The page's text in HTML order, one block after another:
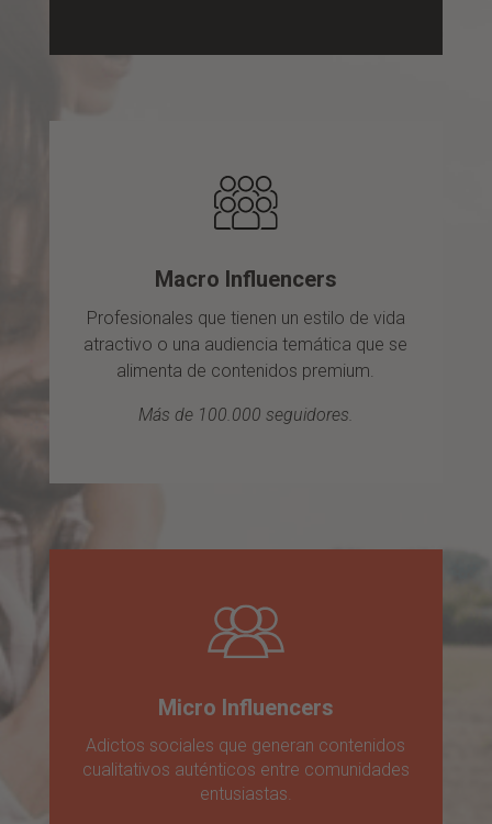
Macro Influencers
Profesionales que tienen un estilo de vida
atractivo o una audiencia temática que se
alimenta de contenidos premium.
Más de 100.000 seguidores.
Micro Influencers
Adictos sociales que generan contenidos
cualitativos auténticos entre comunidades
entusiastas.